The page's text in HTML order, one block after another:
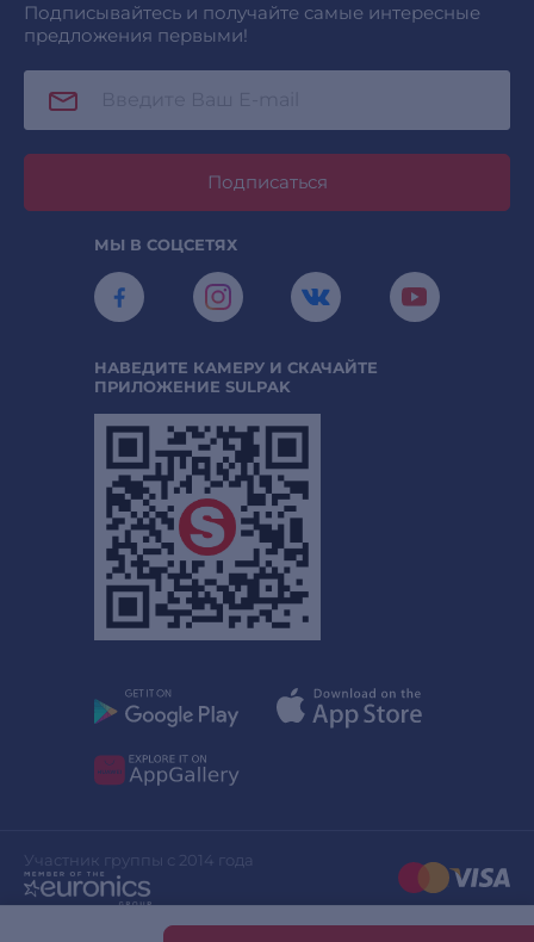
Подписывайтесь и получайте самые интересные
предложения первыми!
Подписаться
МЫ В СОЦСЕТЯХ
НАВЕДИТЕ КАМЕРУ И СКАЧАЙТЕ
ПРИЛОЖЕНИЕ SULPAK
Участник группы с 2014 года